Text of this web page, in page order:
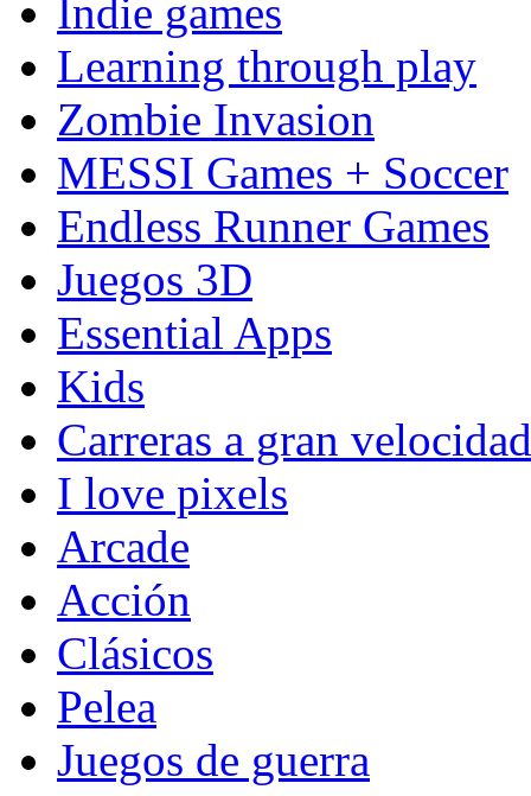
Indie games
Learning through play
Zombie Invasion
MESSI Games + Soccer
Endless Runner Games
Juegos 3D
Essential Apps
Kids
Carreras a gran velocidad
I love pixels
Arcade
Acción
Clásicos
Pelea
Juegos de guerra